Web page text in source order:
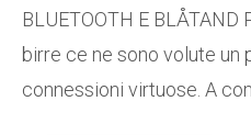
BLUETOOTH E
birre ce ne sono volute un
connessioni virtuose. A